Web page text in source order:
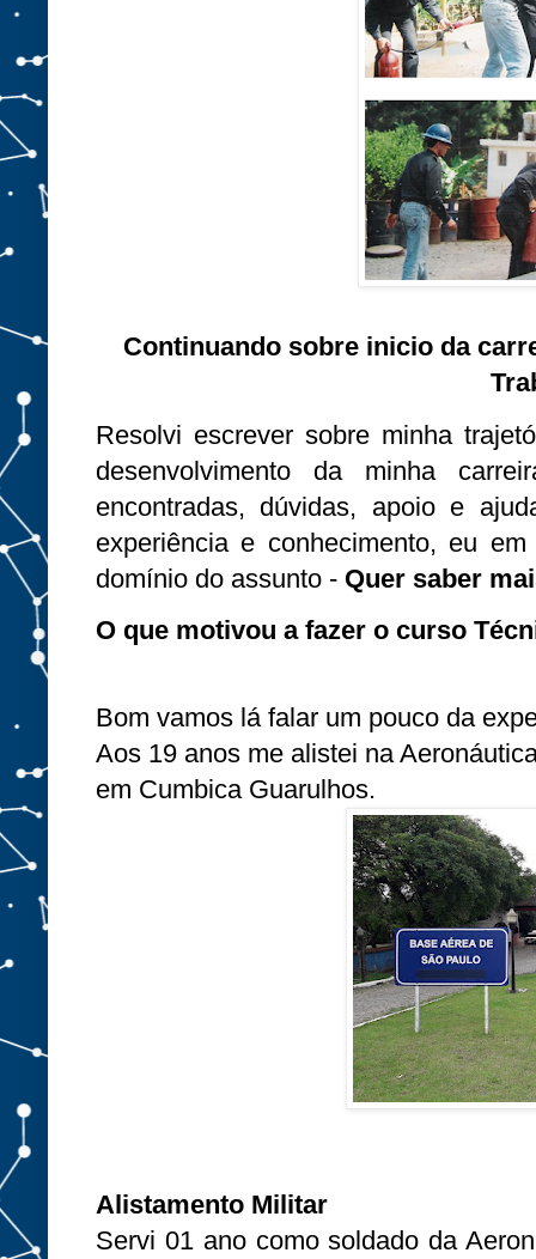
Continuando sobre inicio da
Resolvi escrever sobre minha
desenvolvimento da minha
encontradas, dúvidas, apoio e
experiência e conhecimento, eu
domínio do assunto - Quer saber
O que motivou a fazer o curso
Bom vamos lá falar um pouco da
Aos 19 anos me alistei na
em Cumbica Guarulhos.
Alistamento Militar
Servi 01 ano como soldado da